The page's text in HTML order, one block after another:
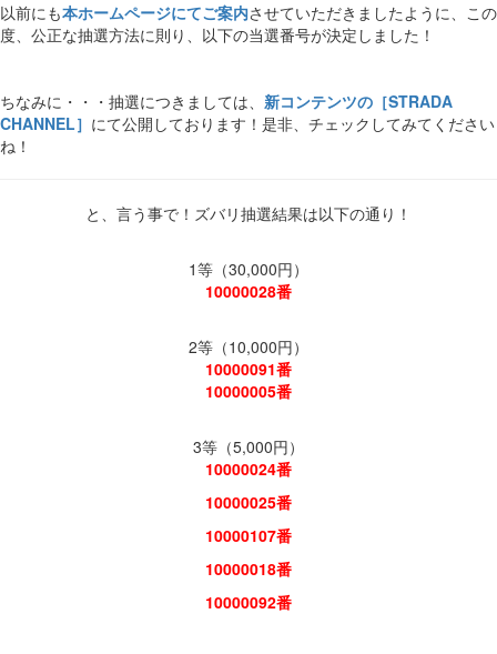
以前にも本ホームページにてご案内させていただきましたように、この
度、公正な抽選方法に則り、以下の当選番号が決定しました！
ちなみに・・・抽選につきましては、 新コンテンツの［STRADA
CHANNEL］ にて公開しております！是非、チェックしてみてください
ね！
と、言う事で！ズバリ抽選結果は以下の通り！
1等（30,000円）
10000028番
2等（10,000円）
10000091番
10000005番
3等（5,000円）
10000024番
10000025番
10000107番
10000018番
10000092番